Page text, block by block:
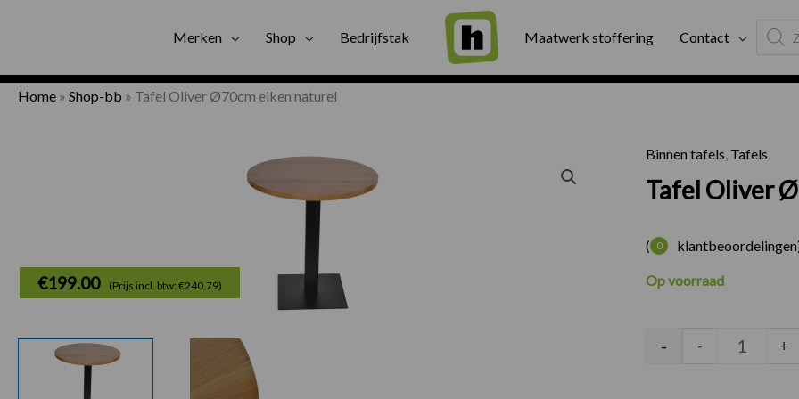
Merken Shop Bedrijfstak Maatwerk stoffering Contact
search
Gratis bezorging Binnen twee werkdagen geleverd
Home » Shop-bb » Tafel Oliver Ø70cm eiken naturel
Binnen tafels, Tafels
Tafel Oliver
( 0
€199.00 (Prijs incl. btw: €240,79) Op voorraad
Tafel
- - +